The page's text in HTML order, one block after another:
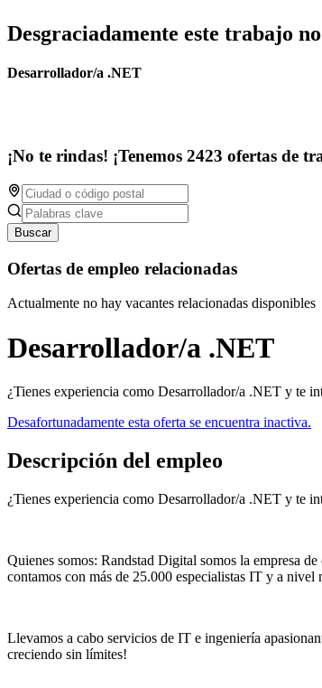
Desgraciadamente este trabajo
Desarrollador/a .NET
¡No te rindas! ¡Tenemos 2423 ofertas de
Buscar
Ofertas de empleo relacionadas
Actualmente no hay vacantes relacionadas disponibles
Desarrollador/a .NET
¿Tienes experiencia como Desarrollador/a .NET y te
Desafortunadamente esta oferta se encuentra inactiva.
Descripción del empleo
¿Tienes experiencia como Desarrollador/a .NET y te
Quienes somos: Randstad Digital somos la empresa
contamos con más de 25.000 especialistas IT y a
Llevamos a cabo servicios de IT e ingeniería
creciendo sin límites!